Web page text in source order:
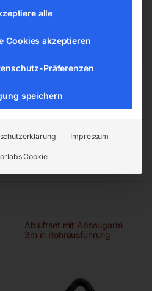
Abluftset mit Absaugarm
3m in Rohrausführung
alle
Cookies akzeptieren
Präferenzen
speichern
Impressum
Cookie